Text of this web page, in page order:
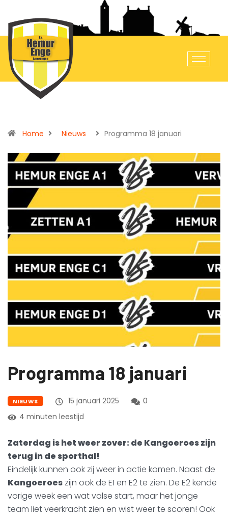
Home Nieuws Programma 18 januari
Programma 18 januari
NIEUWS 15 januari 2025
0
4 minuten leestijd
Zaterdag is het weer zover: de Kangoeroes zijn
terug in de sporthal!
Eindelijk kunnen ook zij weer in actie komen. Naast de
Kangoeroes zijn ook de E1 en E2 te zien. De E2 kende
vorige week een wat valse start, maar het jonge
team liet veerkracht zien en wist weer te scoren! Ook